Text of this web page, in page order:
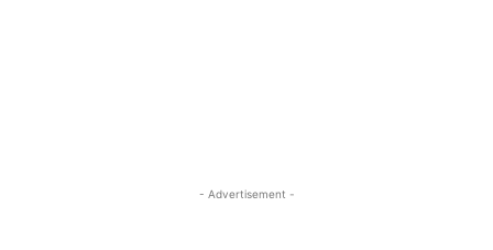
- Advertisement -